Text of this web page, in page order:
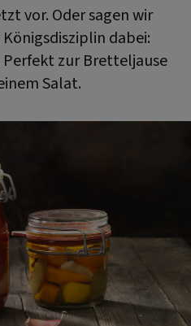
vor. Oder sagen wir
dabei:
zur Bretteljause
Salat.